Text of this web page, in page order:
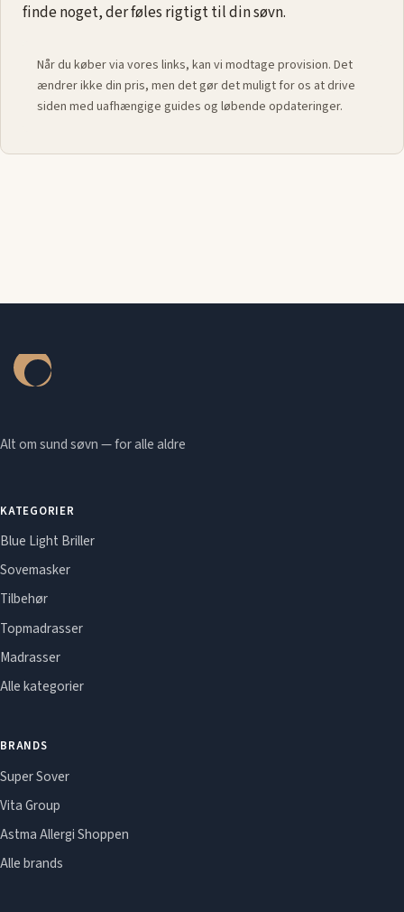
finde noget, der føles rigtigt til din søvn.
Når du køber via vores links, kan vi modtage provision. Det
ændrer ikke din pris, men det gør det muligt for os at drive
siden med uafhængige guides og løbende opdateringer.
Alt om sund søvn — for alle aldre
KATEGORIER
Blue Light Briller
Sovemasker
Tilbehør
Topmadrasser
Madrasser
Alle kategorier
BRANDS
Super Sover
Vita Group
Astma Allergi Shoppen
Alle brands